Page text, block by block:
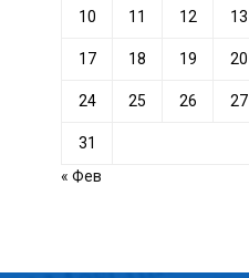
10 11 12 13
17 18 19 20
24 25 26 27
31
« Фев